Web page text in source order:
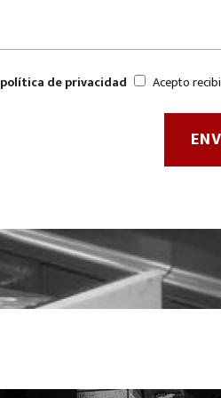
política de privacidad Acepto